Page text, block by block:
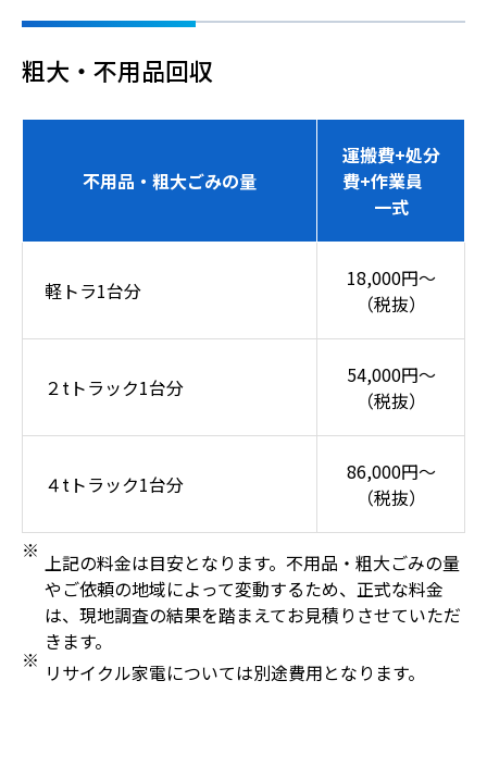
粗大・不用品回収
不用品・粗大ごみの量
運搬費+処分
費+作業員
一式
軽トラ1台分
18,000円～
（税抜）
２tトラック1台分
54,000円～
（税抜）
４tトラック1台分
86,000円～
（税抜）
上記の料金は目安となります。不用品・粗大ごみの量
やご依頼の地域によって変動するため、正式な料金
は、現地調査の結果を踏まえてお見積りさせていただ
きます。
リサイクル家電については別途費用となります。